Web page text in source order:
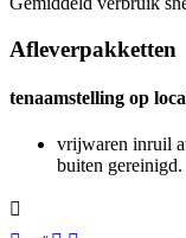
Afleverpakketten
tenaamstelling op
vrijwaren inruil
buiten gereinigd.